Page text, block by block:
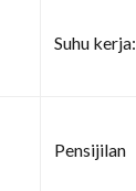
Suhu kerja:
Pensijilan